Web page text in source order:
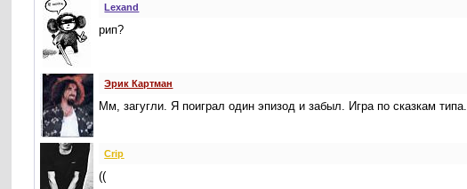
Lexand
рип?
Эрик Картман
Мм, загугли. Я поиграл один эпизод и забыл. Игра по сказкам типа.
Crip
((